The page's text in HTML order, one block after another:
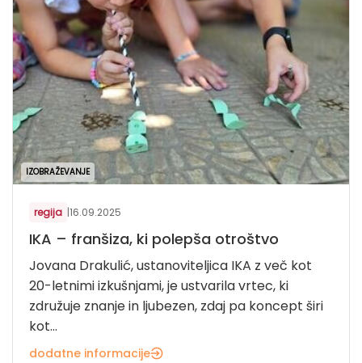
IZOBRAŽEVANJE
regija |16.09.2025
IKA – franšiza, ki polepša otroštvo
Jovana Drakulić, ustanoviteljica IKA z več kot
20-letnimi izkušnjami, je ustvarila vrtec, ki
združuje znanje in ljubezen, zdaj pa koncept širi
kot...
dodatne informacije